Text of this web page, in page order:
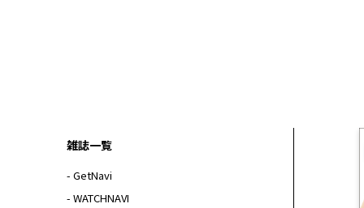
雑誌一覧
- GetNavi
- WATCHNAVI